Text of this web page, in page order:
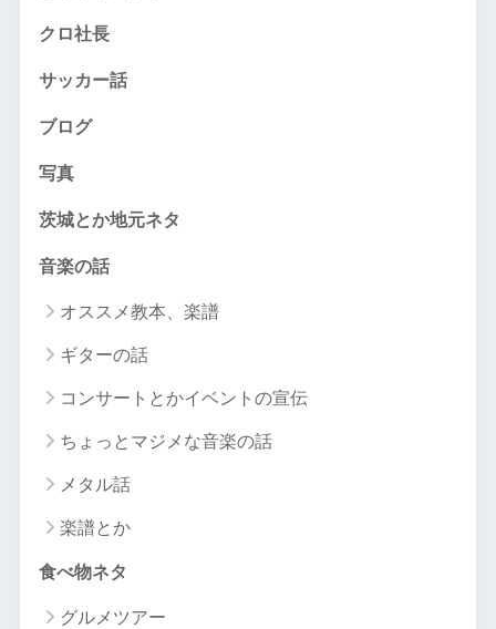
クロ社長
サッカー話
ブログ
写真
茨城とか地元ネタ
音楽の話
オススメ教本、楽譜
ギターの話
コンサートとかイベントの宣伝
ちょっとマジメな音楽の話
メタル話
楽譜とか
食べ物ネタ
グルメツアー